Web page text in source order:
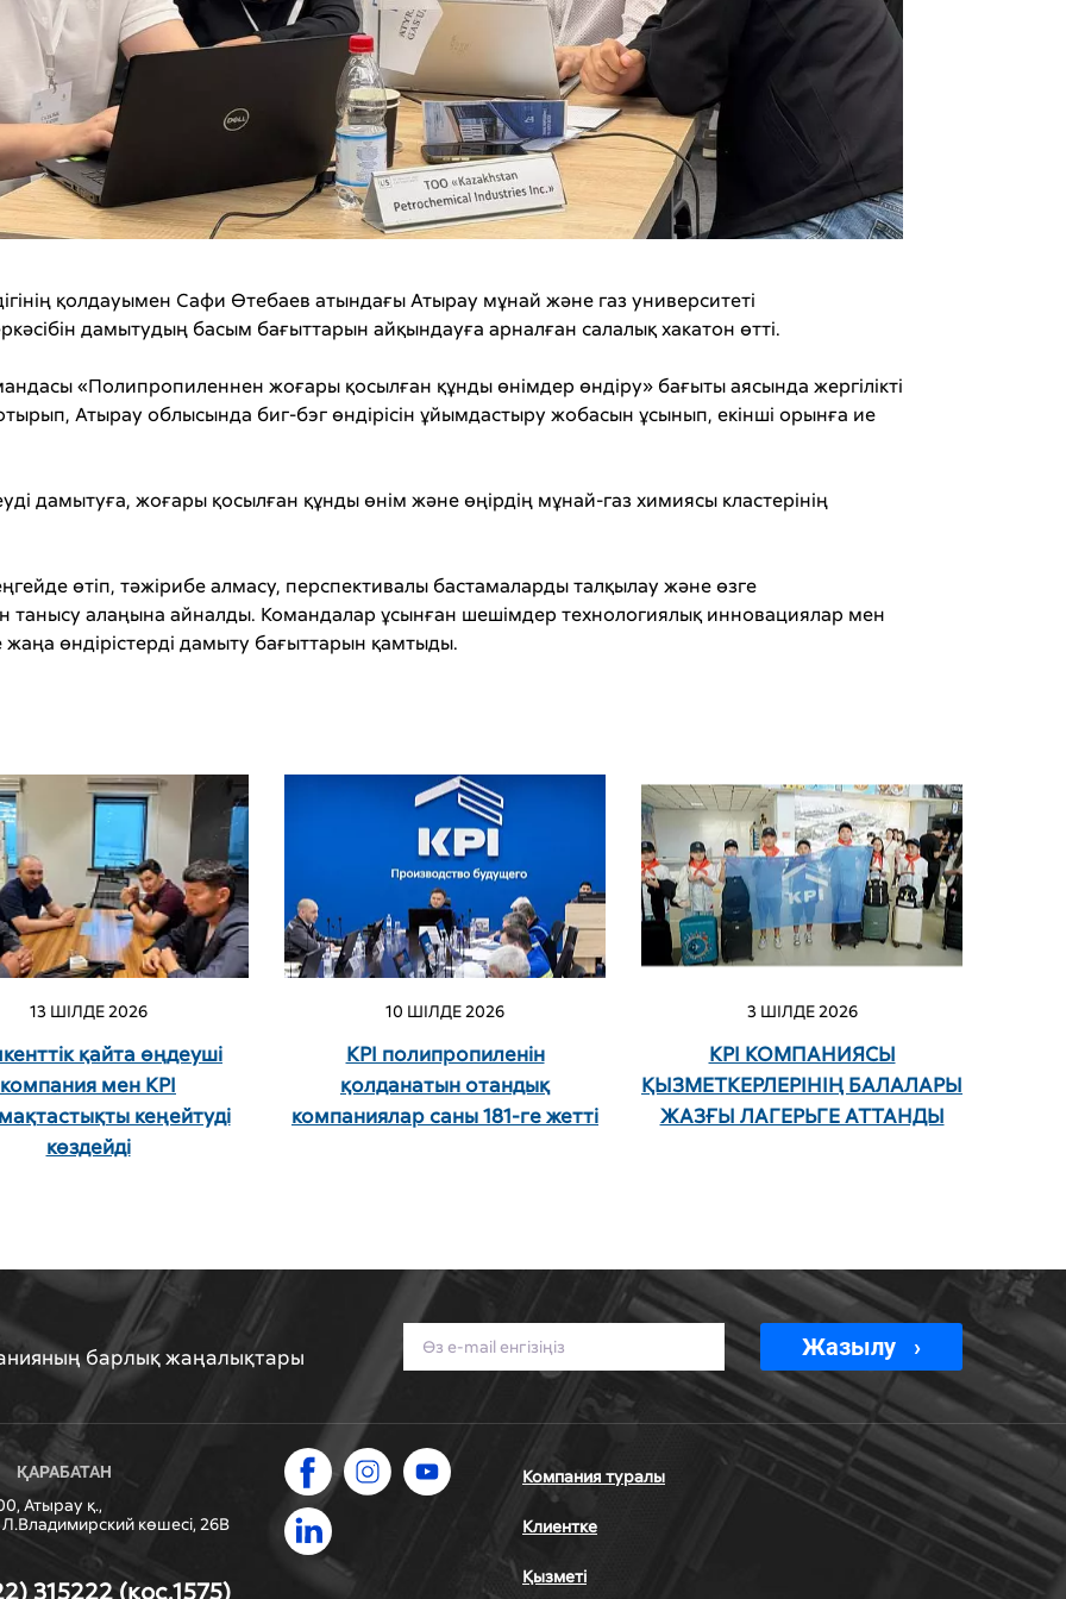
қолдауымен Сафи Өтебаев атындағы Атырау мұнай және газ университеті
дамытудың басым бағыттарын айқындауға арналған салалық хакатон өтті.
«Полипропиленнен жоғары қосылған құнды өнімдер өндіру» бағыты аясында жергілікті
Атырау облысында биг-бэг өндірісін ұйымдастыру жобасын ұсынып, екінші орынға ие
дамытуға, жоғары қосылған құнды өнім және өңірдің мұнай-газ химиясы кластерінің
өтіп, тәжірибе алмасу, перспективалы бастамаларды талқылау және өзге
алаңына айналды. Командалар ұсынған шешімдер технологиялық инновациялар мен
өндірістерді дамыту бағыттарын қамтыды.
13 ШІЛДЕ 2026
қайта өңдеуші
компания мен KPІ
кеңейтуді
көздейді
10 ШІЛДЕ 2026
KPI полипропиленін
қолданатын отандық
компаниялар саны 181-ге жетті
3 ШІЛДЕ 2026
KPI КОМПАНИЯСЫ
ҚЫЗМЕТКЕРЛЕРІНІҢ БАЛАЛАРЫ
ЖАЗҒЫ ЛАГЕРЬГЕ АТТАНДЫ
барлық жаңалықтары Жазылу
ҚАРАБАТАН
Атырау қ.,
көшесі, 26В
315222 (қос.1575)
Компания туралы
Клиентке
Қызметі